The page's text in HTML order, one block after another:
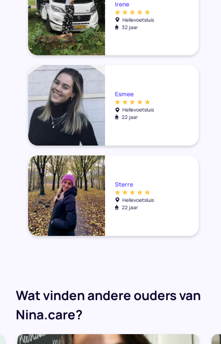
Irene
Hellevoetsluis
32 jaar
Esmee
Hellevoetsluis
22 jaar
Sterre
Hellevoetsluis
22 jaar
Wat vinden andere ouders van
Nina.care?